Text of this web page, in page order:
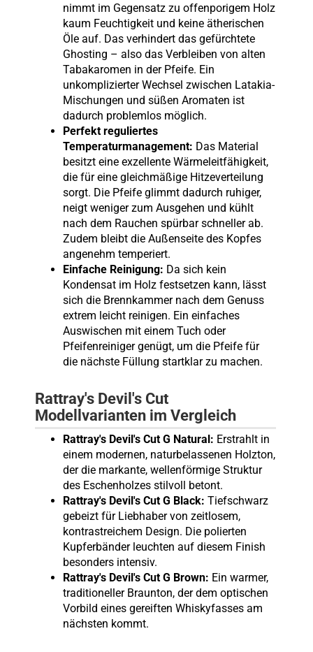
nimmt im Gegensatz zu offenporigem Holz
kaum Feuchtigkeit und keine ätherischen
Öle auf. Das verhindert das gefürchtete
Ghosting – also das Verbleiben von alten
Tabakaromen in der Pfeife. Ein
unkomplizierter Wechsel zwischen Latakia-
Mischungen und süßen Aromaten ist
dadurch problemlos möglich.
Perfekt reguliertes
Temperaturmanagement: Das Material
besitzt eine exzellente Wärmeleitfähigkeit,
die für eine gleichmäßige Hitzeverteilung
sorgt. Die Pfeife glimmt dadurch ruhiger,
neigt weniger zum Ausgehen und kühlt
nach dem Rauchen spürbar schneller ab.
Zudem bleibt die Außenseite des Kopfes
angenehm temperiert.
Einfache Reinigung: Da sich kein
Kondensat im Holz festsetzen kann, lässt
sich die Brennkammer nach dem Genuss
extrem leicht reinigen. Ein einfaches
Auswischen mit einem Tuch oder
Pfeifenreiniger genügt, um die Pfeife für
die nächste Füllung startklar zu machen.
Rattray's Devil's Cut
Modellvarianten im Vergleich
Rattray's Devil's Cut G Natural: Erstrahlt in
einem modernen, naturbelassenen Holzton,
der die markante, wellenförmige Struktur
des Eschenholzes stilvoll betont.
Rattray's Devil's Cut G Black: Tiefschwarz
gebeizt für Liebhaber von zeitlosem,
kontrastreichem Design. Die polierten
Kupferbänder leuchten auf diesem Finish
besonders intensiv.
Rattray's Devil's Cut G Brown: Ein warmer,
traditioneller Braunton, der dem optischen
Vorbild eines gereiften Whiskyfasses am
nächsten kommt.